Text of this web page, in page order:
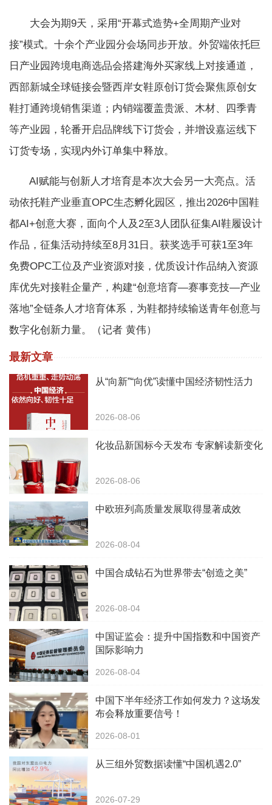
大会为期9天，采用“开幕式造势+全周期产业对
接”模式。十余个产业园分会场同步开放。外贸端依托巨
日产业园跨境电商选品会搭建海外买家线上对接通道，
西部新城全球链接会暨西岸女鞋原创订货会聚焦原创女
鞋打通跨境销售渠道；内销端覆盖贵派、木材、四季青
等产业园，轮番开启品牌线下订货会，并增设嘉运线下
订货专场，实现内外订单集中释放。
AI赋能与创新人才培育是本次大会另一大亮点。活
动依托鞋产业垂直OPC生态孵化园区，推出2026中国鞋
都AI+创意大赛，面向个人及2至3人团队征集AI鞋履设计
作品，征集活动持续至8月31日。获奖选手可获1至3年
免费OPC工位及产业资源对接，优质设计作品纳入资源
库优先对接鞋企量产，构建“创意培育—赛事竞技—产业
落地”全链条人才培育体系，为鞋都持续输送青年创意与
数字化创新力量。（记者 黄伟）
最新文章
从“向新”“向优”读懂中国经济韧性活力
2026-08-06
化妆品新国标今天发布 专家解读新变化
2026-08-06
中欧班列高质量发展取得显著成效
2026-08-04
中国合成钻石为世界带去“创造之美”
2026-08-04
中国证监会：提升中国指数和中国资产
国际影响力
2026-08-04
中国下半年经济工作如何发力？这场发
布会释放重要信号！
2026-08-01
从三组外贸数据读懂“中国机遇2.0”
2026-07-29